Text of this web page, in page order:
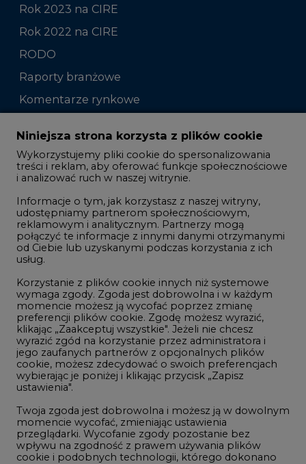
Rok 2023 na CIRE
Rok 2022 na CIRE
RODO
Raporty branżowe
Komentarze rynkowe
Zmiany kadrowe na rynku
Studio CIRE
Rozmowy o energetyce
Gospodarka
Geopolityka
LTE450
Innowacje i AI
Telekomunikacja i IT
Handel emisjami CO2
Wodór
Górnictwo
Atom
Fotowoltaika
Niniejsza strona korzysta z plików cookie
Wykorzystujemy pliki cookie do spersonalizowania
treści i reklam, aby oferować funkcje społecznościowe
i analizować ruch w naszej witrynie.
Informacje o tym, jak korzystasz z naszej witryny,
udostępniamy partnerom społecznościowym,
reklamowym i analitycznym. Partnerzy mogą
połączyć te informacje z innymi danymi otrzymanymi
od Ciebie lub uzyskanymi podczas korzystania z ich
usług.
Korzystanie z plików cookie innych niż systemowe
wymaga zgody. Zgoda jest dobrowolna i w każdym
momencie możesz ją wycofać poprzez zmianę
preferencji plików cookie. Zgodę możesz wyrazić,
klikając „Zaakceptuj wszystkie". Jeżeli nie chcesz
wyrazić zgód na korzystanie przez administratora i
jego zaufanych partnerów z opcjonalnych plików
cookie, możesz zdecydować o swoich preferencjach
wybierając je poniżej i klikając przycisk „Zapisz
ustawienia".
Twoja zgoda jest dobrowolna i możesz ją w dowolnym
momencie wycofać, zmieniając ustawienia
przeglądarki. Wycofanie zgody pozostanie bez
wpływu na zgodność z prawem używania plików
cookie i podobnych technologii, którego dokonano